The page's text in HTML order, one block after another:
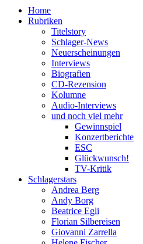
Home
Rubriken
Titelstory
Schlager-News
Neuerscheinungen
Interviews
Biografien
CD-Rezension
Kolumne
Audio-Interviews
und noch viel mehr
Gewinnspiel
Konzertberichte
ESC
Glückwunsch!
TV-Kritik
Schlagerstars
Andrea Berg
Andy Borg
Beatrice Egli
Florian Silbereisen
Giovanni Zarrella